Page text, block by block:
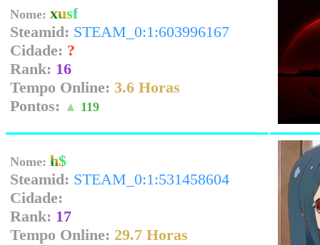
Nome: xusf
Steamid: STEAM_0:1:603996167
Cidade: ?
Rank: 16
Tempo Online: 3.6 Horas
Pontos: ▲ 119
Nome: h$
Steamid: STEAM_0:1:531458604
Cidade:
Rank: 17
Tempo Online: 29.7 Horas